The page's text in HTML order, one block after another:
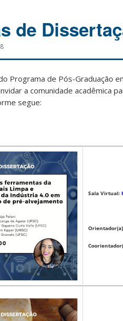
de
Programa de Pós-Graduação
a comunidade acadêmica
segue:
Sala Virtual: